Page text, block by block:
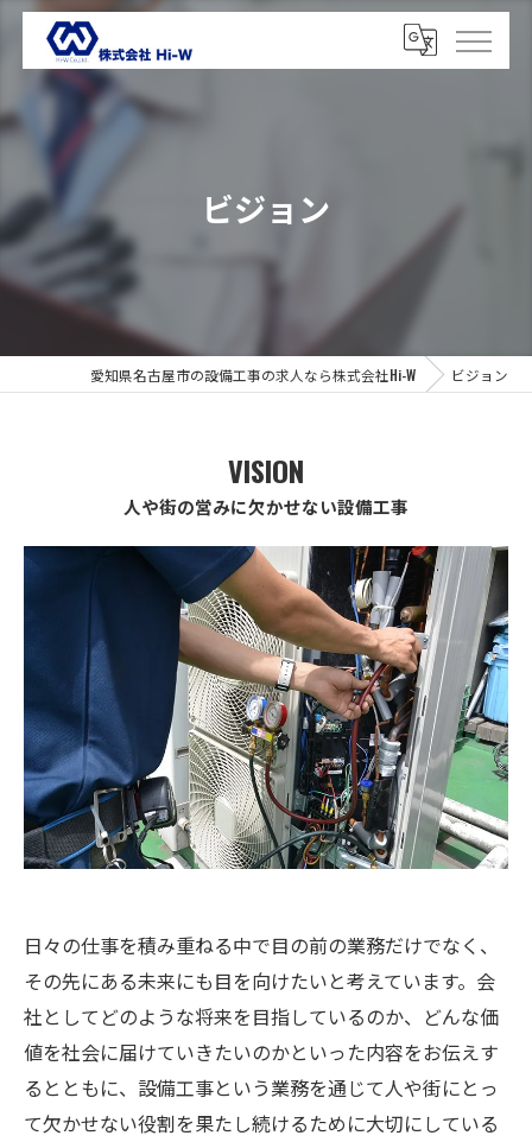
ビジョン
愛知県名古屋市の設備工事の求人なら株式会社Hi-W ビジョン
人や街の営みに欠かせない設備工事
VISION
日々の仕事を積み重ねる中で目の前の業務だけでなく、
その先にある未来にも目を向けたいと考えています。会
社としてどのような将来を目指しているのか、どんな価
値を社会に届けていきたいのかといった内容をお伝えす
るとともに、設備工事という業務を通じて人や街にとっ
て欠かせない役割を果たし続けるために大切にしている